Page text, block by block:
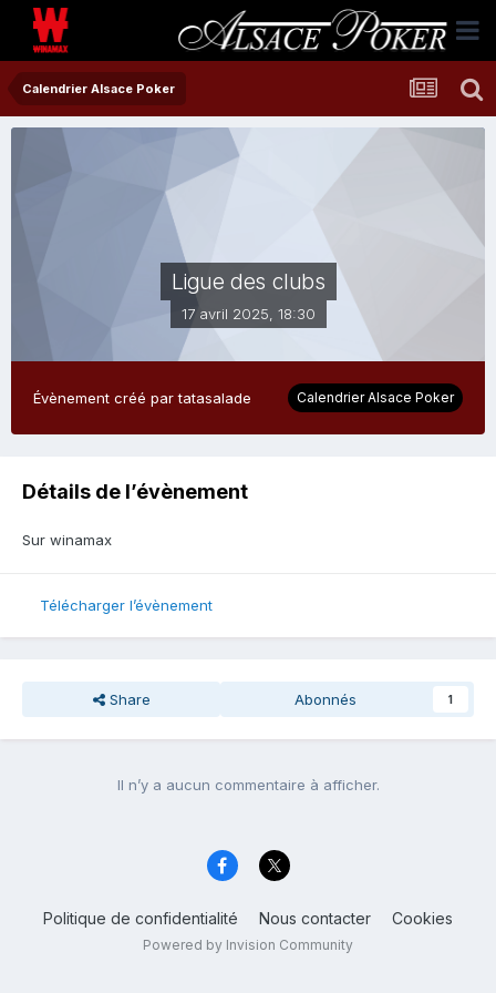
Calendrier Alsace Poker
Ligue des clubs
17 avril 2025, 18:30
Évènement créé partatasalade Calendrier Alsace Poker
Détails de l’évènement
Sur winamax
Télécharger l’évènement
Share Abonnés 1
Il n’y a aucun commentaire à afficher.
Politique de confidentialité Nous contacter Cookies
Powered by Invision Community